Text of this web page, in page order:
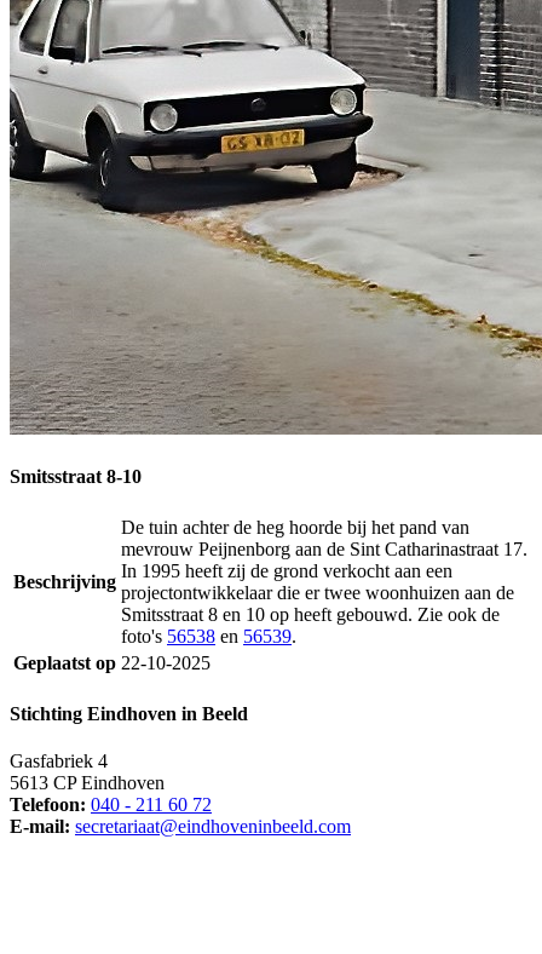
Smitsstraat 8-10
Beschrijving
De tuin achter de heg hoorde bij het pand van
mevrouw Peijnenborg aan de Sint Catharinastraat 17.
In 1995 heeft zij de grond verkocht aan een
projectontwikkelaar die er twee woonhuizen aan de
Smitsstraat 8 en 10 op heeft gebouwd. Zie ook de
foto's 56538 en 56539.
Geplaatst op 22-10-2025
Stichting Eindhoven in Beeld
Gasfabriek 4
5613 CP Eindhoven
Telefoon: 040 - 211 60 72
E-mail: secretariaat@eindhoveninbeeld.com